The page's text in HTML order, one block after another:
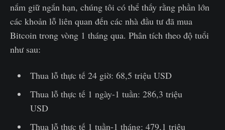
nắm giữ ngắn hạn, chúng tôi có thể thấy rằng phần lớn
các khoản lỗ liên quan đến các nhà đầu tư đã mua
Bitcoin trong vòng 1 tháng qua. Phân tích theo độ tuổi
như sau:
Thua lỗ thực tế 24 giờ: 68,5 triệu USD
Thua lỗ thực tế 1 ngày-1 tuần: 286,3 triệu
USD
Thua lỗ thực tế 1 tuần-1 tháng: 479,1 triệu